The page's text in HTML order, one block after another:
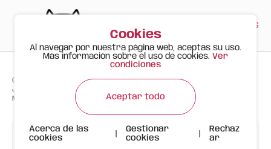
ES
Gato Feliz Productos > >
Juguete para Perro con Forma de Flores – Cuerda Resistente para
Morder y Tirar
Cookies
Al navegar por nuestra página web, aceptas su uso.
Más información sobre el uso de cookies. Ver
condiciones
Aceptar todo
Acerca de las
cookies
Gestionar
cookies
Rechaz
ar